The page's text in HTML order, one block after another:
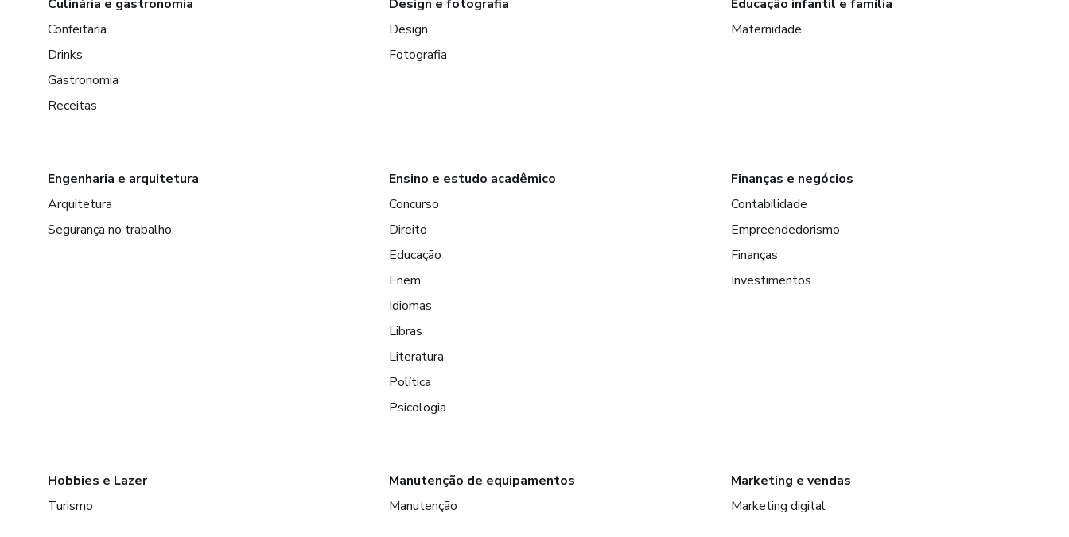
Culinária e gastronomia
Confeitaria
Drinks
Gastronomia
Receitas
Design e fotografia
Design
Fotografia
Educação infantil e família
Maternidade
Engenharia e arquitetura
Arquitetura
Segurança no trabalho
Ensino e estudo acadêmico
Concurso
Direito
Educação
Enem
Idiomas
Libras
Literatura
Política
Psicologia
Finanças e negócios
Contabilidade
Empreendedorismo
Finanças
Investimentos
Hobbies e Lazer
Turismo
Manutenção de equipamentos
Manutenção
Marketing e vendas
Marketing digital